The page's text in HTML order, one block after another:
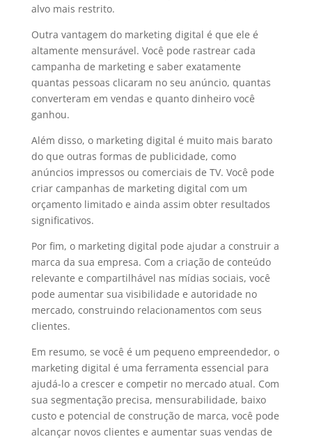
alvo mais restrito.
Outra vantagem do marketing digital é que ele é
altamente mensurável. Você pode rastrear cada
campanha de marketing e saber exatamente
quantas pessoas clicaram no seu anúncio, quantas
converteram em vendas e quanto dinheiro você
ganhou.
Além disso, o marketing digital é muito mais barato
do que outras formas de publicidade, como
anúncios impressos ou comerciais de TV. Você pode
criar campanhas de marketing digital com um
orçamento limitado e ainda assim obter resultados
significativos.
Por fim, o marketing digital pode ajudar a construir a
marca da sua empresa. Com a criação de conteúdo
relevante e compartilhável nas mídias sociais, você
pode aumentar sua visibilidade e autoridade no
mercado, construindo relacionamentos com seus
clientes.
Em resumo, se você é um pequeno empreendedor, o
marketing digital é uma ferramenta essencial para
ajudá-lo a crescer e competir no mercado atual. Com
sua segmentação precisa, mensurabilidade, baixo
custo e potencial de construção de marca, você pode
alcançar novos clientes e aumentar suas vendas de